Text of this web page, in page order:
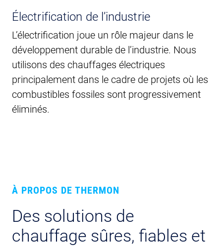
Électrification de l’industrie
L’électrification joue un rôle majeur dans le
développement durable de l’industrie. Nous
utilisons des chauffages électriques
principalement dans le cadre de projets où les
combustibles fossiles sont progressivement
éliminés.
À PROPOS DE THERMON
Des solutions de
chauffage sûres, fiables et